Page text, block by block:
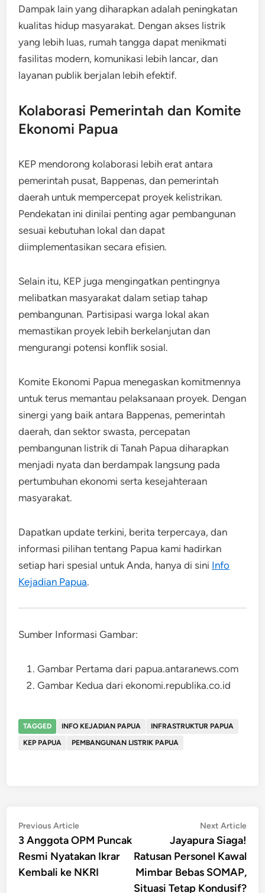
Dampak lain yang diharapkan adalah peningkatan
kualitas hidup masyarakat. Dengan akses listrik
yang lebih luas, rumah tangga dapat menikmati
fasilitas modern, komunikasi lebih lancar, dan
layanan publik berjalan lebih efektif.
Kolaborasi Pemerintah dan Komite
Ekonomi Papua
KEP mendorong kolaborasi lebih erat antara
pemerintah pusat, Bappenas, dan pemerintah
daerah untuk mempercepat proyek kelistrikan.
Pendekatan ini dinilai penting agar pembangunan
sesuai kebutuhan lokal dan dapat
diimplementasikan secara efisien.
Selain itu, KEP juga mengingatkan pentingnya
melibatkan masyarakat dalam setiap tahap
pembangunan. Partisipasi warga lokal akan
memastikan proyek lebih berkelanjutan dan
mengurangi potensi konflik sosial.
Komite Ekonomi Papua menegaskan komitmennya
untuk terus memantau pelaksanaan proyek. Dengan
sinergi yang baik antara Bappenas, pemerintah
daerah, dan sektor swasta, percepatan
pembangunan listrik di Tanah Papua diharapkan
menjadi nyata dan berdampak langsung pada
pertumbuhan ekonomi serta kesejahteraan
masyarakat.
Dapatkan update terkini, berita terpercaya, dan
informasi pilihan tentang Papua kami hadirkan
setiap hari spesial untuk Anda, hanya di sini Info
Kejadian Papua.
Sumber Informasi Gambar:
Gambar Pertama dari papua.antaranews.com
Gambar Kedua dari ekonomi.republika.co.id
TAGGED INFO KEJADIAN PAPUA
INFRASTRUKTUR PAPUA
KEP PAPUA
PEMBANGUNAN LISTRIK PAPUA
Post
navigation
Previous ArticlePrevious
article:
3 Anggota OPM Puncak
Resmi Nyatakan Ikrar
Kembali ke NKRI
Next Article
Jayapura Siaga!
Ratusan Personel Kawal
Mimbar Bebas SOMAP,
Situasi Tetap Kondusif?